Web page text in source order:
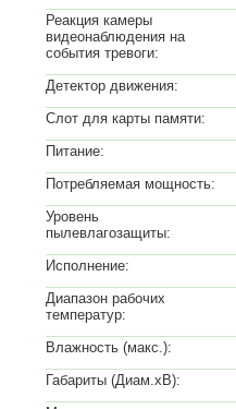
Реакция камеры
видеонаблюдения на
события тревоги:
Детектор движения:
Слот для карты памяти:
Питание:
Потребляемая мощность:
Уровень
пылевлагозащиты:
Исполнение:
Диапазон рабочих
температур:
Влажность (макс.):
Габариты (Диам.xВ):